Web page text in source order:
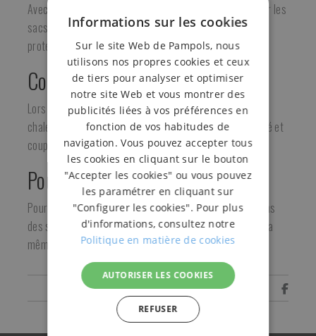
Avec scelleuse manuelle à impulsion, vous pouvez fermer les
sacs manuellement pour emballer les produits et les
protéger de la poussière et de la saleté.
Comment les utilise-t-on?
Lors de l'abaissement du bras de la thermoscelleuse, la
chaleur fait fondre le plastique du sac qui est alors scellé et
coupé avec une finition professionnelle.
Pour qui?
Pour les entreprises qui conditionnent leurs produits dans
des sacs ou des plastiques quand ils n’ont pas toujours la
même taille.
Partager
Informations sur les cookies
Sur le site Web de Pampols, nous
utilisons nos propres cookies et ceux
de tiers pour analyser et optimiser
notre site Web et vous montrer des
publicités liées à vos préférences en
fonction de vos habitudes de
navigation. Vous pouvez accepter tous
les cookies en cliquant sur le bouton
"Accepter les cookies" ou vous pouvez
les paramétrer en cliquant sur
"Configurer les cookies". Pour plus
d'informations, consultez notre
Politique en matière de cookies
AUTORISER LES COOKIES
REFUSER